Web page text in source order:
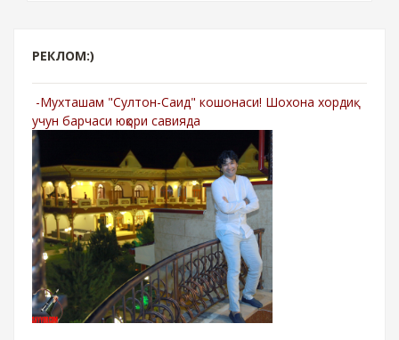
РЕКЛОМ:)
-Мухташам "Султон-Саид" кошонаси! Шохона хордиқ
учун барчаси юқори савияда